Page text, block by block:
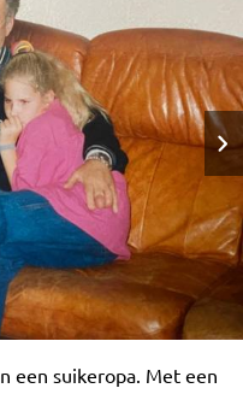
een suikeropa. Met een